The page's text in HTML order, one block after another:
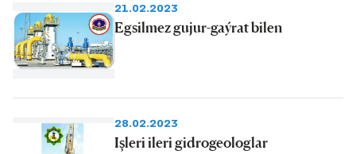
21.02.2023
Egsilmez gujur-gaýrat bilen
28.02.2023
Işleri ileri gidrogeologlar